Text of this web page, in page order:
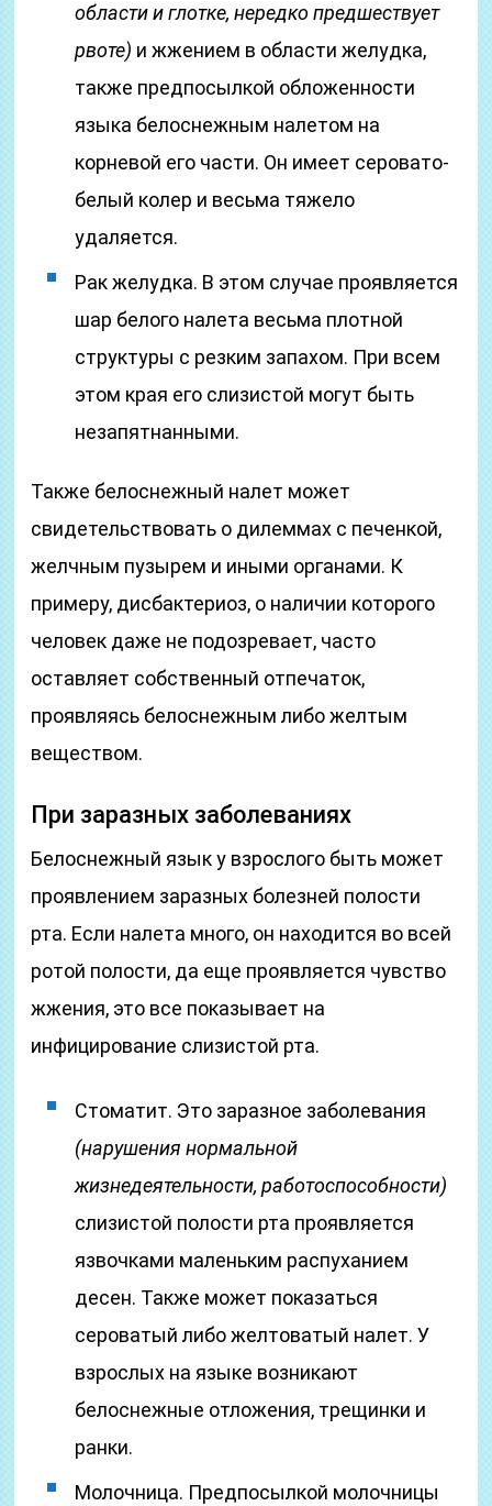
области и глотке, нередко предшествует
рвоте) и жжением в области желудка,
также предпосылкой обложенности
языка белоснежным налетом на
корневой его части. Он имеет серовато-
белый колер и весьма тяжело
удаляется.
Рак желудка. В этом случае проявляется
шар белого налета весьма плотной
структуры с резким запахом. При всем
этом края его слизистой могут быть
незапятнанными.
Также белоснежный налет может
свидетельствовать о дилеммах с печенкой,
желчным пузырем и иными органами. К
примеру, дисбактериоз, о наличии которого
человек даже не подозревает, часто
оставляет собственный отпечаток,
проявляясь белоснежным либо желтым
веществом.
При заразных заболеваниях
Белоснежный язык у взрослого быть может
проявлением заразных болезней полости
рта. Если налета много, он находится во всей
ротой полости, да еще проявляется чувство
жжения, это все показывает на
инфицирование слизистой рта.
Стоматит. Это заразное заболевания
(нарушения нормальной
жизнедеятельности, работоспособности)
слизистой полости рта проявляется
язвочками маленьким распуханием
десен. Также может показаться
сероватый либо желтоватый налет. У
взрослых на языке возникают
белоснежные отложения, трещинки и
ранки.
Молочница. Предпосылкой молочницы